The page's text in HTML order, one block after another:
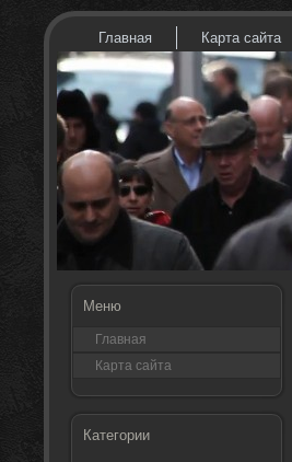
Главная Карта сайта
Меню
Главная
Карта сайта
Категории